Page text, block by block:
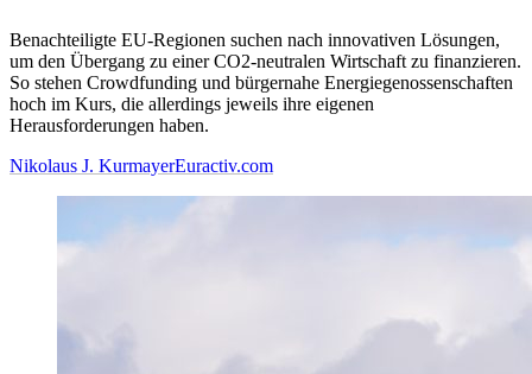
Benachteiligte EU-Regionen suchen nach innovativen Lösungen,
um den Übergang zu einer CO2-neutralen Wirtschaft zu finanzieren.
So stehen Crowdfunding und bürgernahe Energiegenossenschaften
hoch im Kurs, die allerdings jeweils ihre eigenen
Herausforderungen haben.
Nikolaus J. KurmayerEuractiv.com